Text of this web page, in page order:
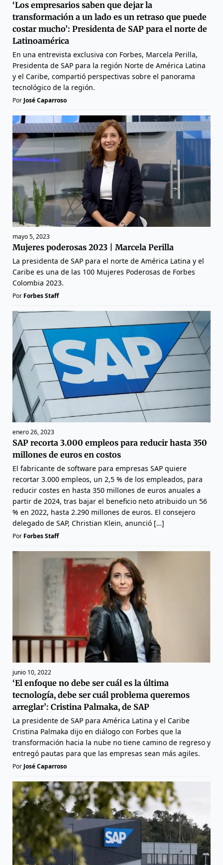
‘Los empresarios saben que dejar la
transformación a un lado es un retraso que puede
costar mucho’: Presidenta de SAP para el norte de
Latinoamérica
En una entrevista exclusiva con Forbes, Marcela Perilla,
Presidenta de SAP para la región Norte de América Latina
y el Caribe, compartió perspectivas sobre el panorama
tecnológico de la región.
Por José Caparroso
mayo 5, 2023
Mujeres poderosas 2023 | Marcela Perilla
La presidenta de SAP para el norte de América Latina y el
Caribe es una de las 100 Mujeres Poderosas de Forbes
Colombia 2023.
Por Forbes Staff
enero 26, 2023
SAP recorta 3.000 empleos para reducir hasta 350
millones de euros en costos
El fabricante de software para empresas SAP quiere
recortar 3.000 empleos, un 2,5 % de los empleados, para
reducir costes en hasta 350 millones de euros anuales a
partir de 2024, tras bajar el beneficio neto atribuido un 56
% en 2022, hasta 2.290 millones de euros. El consejero
delegado de SAP, Christian Klein, anunció […]
Por Forbes Staff
junio 10, 2022
‘El enfoque no debe ser cuál es la última
tecnología, debe ser cuál problema queremos
arreglar’: Cristina Palmaka, de SAP
La presidente de SAP para América Latina y el Caribe
Cristina Palmaka dijo en diálogo con Forbes que la
transformación hacia la nube no tiene camino de regreso y
entregó pautas para que las empresas sean más agiles.
Por José Caparroso